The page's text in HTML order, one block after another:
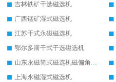
吉林铁矿干选磁选机
广西锰矿湿式磁选机
江苏干式永磁磁选机
鄂尔多斯干式干选磁选机
山东永磁筒式磁选机磁偏角怎么调整
上海永磁湿式磁选机